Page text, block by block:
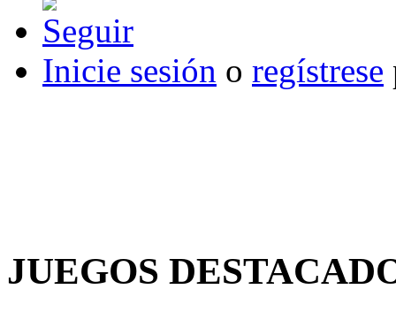
Inicie sesión o regístrese
JUEGOS